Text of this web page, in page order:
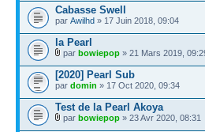
Cabasse Swell
par Awilhd » 17 Juin 2018, 09:04
la Pearl
par bowiepop » 21 Mars 2019,
[2020] Pearl Sub
par domin » 17 Oct 2020, 09:34
Test de la Pearl Akoya
par bowiepop » 23 Avr 2020, 08:31